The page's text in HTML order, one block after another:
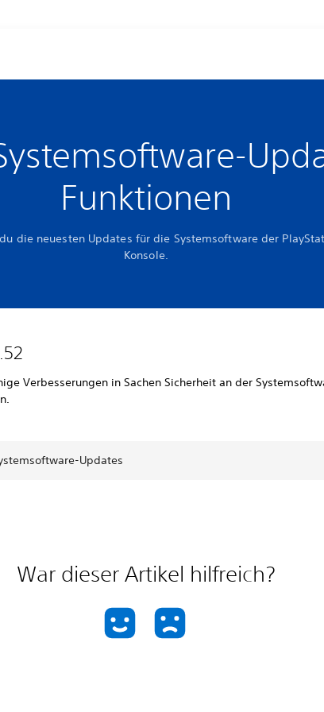
Funktionen
die neuesten Updates für die Systemsoftware der
Konsole.
Verbesserungen in Sachen Sicherheit an der
Updates
War dieser Artikel hilfreich?